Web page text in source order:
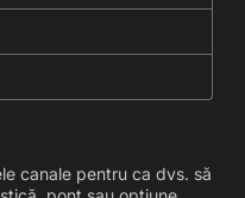
canale pentru ca dvs. să